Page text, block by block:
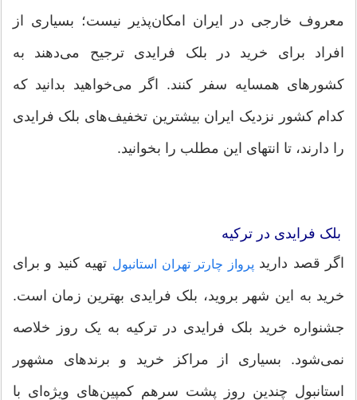
معروف خارجی در ایران امکان‌پذیر نیست؛ بسیاری از
افراد برای خرید در بلک فرایدی ترجیح می‌دهند به
کشورهای همسایه سفر کنند. اگر می‌خواهید بدانید که
کدام کشور نزدیک ایران بیشترین تخفیف‌های بلک فرایدی
را دارند، تا انتهای این مطلب را بخوانید.
بلک فرایدی در‌ ترکیه
اگر قصد دارید پرواز چارتر تهران استانبول تهیه کنید ‌و برای
خرید به این شهر بروید، بلک فرایدی بهترین زمان است.
جشنواره خرید بلک فرایدی در ترکیه به یک روز خلاصه
نمی‌شود. بسیاری از مراکز خرید و برندهای مشهور
استانبول چندین روز پشت‌ سرهم کمپین‌های ویژه‌ای با